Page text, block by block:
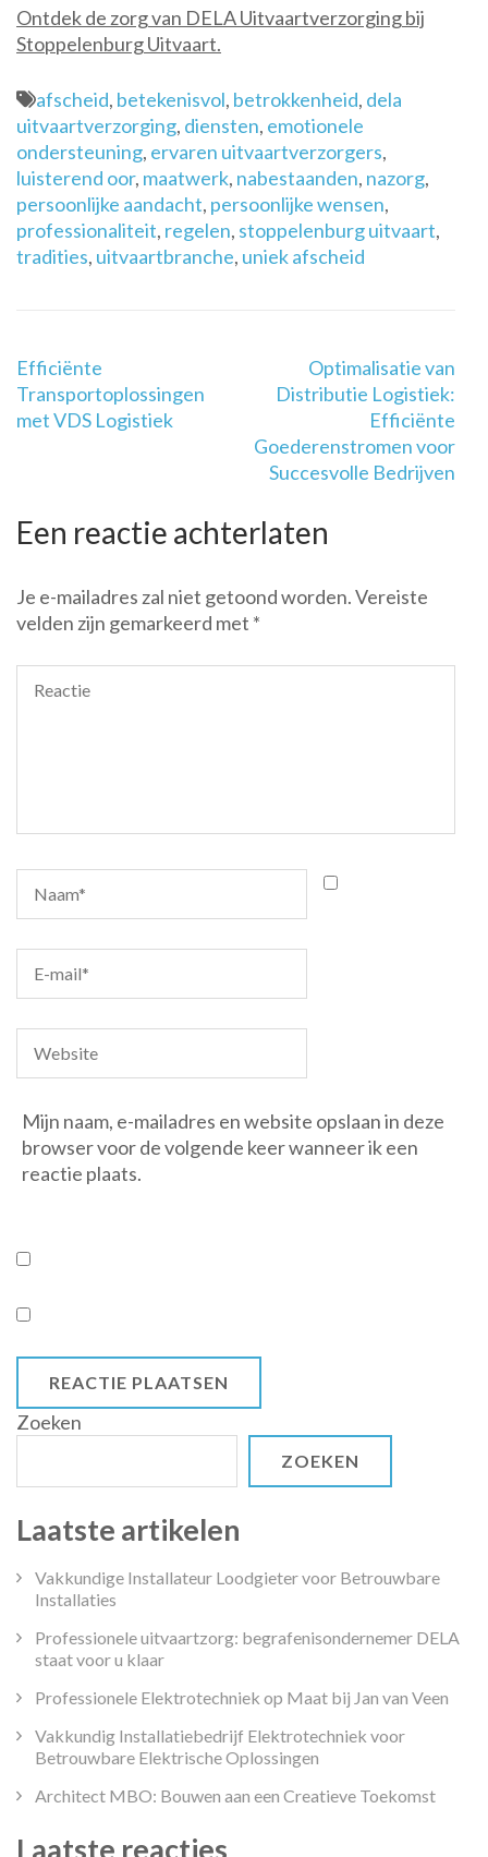
Ontdek de zorg van DELA Uitvaartverzorging bij
Stoppelenburg Uitvaart.
afscheid, betekenisvol, betrokkenheid, dela
uitvaartverzorging, diensten, emotionele
ondersteuning, ervaren uitvaartverzorgers,
luisterend oor, maatwerk, nabestaanden, nazorg,
persoonlijke aandacht, persoonlijke wensen,
professionaliteit, regelen, stoppelenburg uitvaart,
tradities, uitvaartbranche, uniek afscheid
Berichtnavigatie
Efficiënte
Transportoplossingen
met VDS Logistiek
Optimalisatie van
Distributie Logistiek:
Efficiënte
Goederenstromen voor
Succesvolle Bedrijven
Een reactie achterlaten
Je e-mailadres zal niet getoond worden.Vereiste
velden zijn gemarkeerd met *
Mijn naam, e-mailadres en website opslaan in deze
browser voor de volgende keer wanneer ik een
reactie plaats.
Zoeken
ZOEKEN
Laatste artikelen
Vakkundige Installateur Loodgieter voor Betrouwbare
Installaties
Professionele uitvaartzorg: begrafenisondernemer DELA
staat voor u klaar
Professionele Elektrotechniek op Maat bij Jan van Veen
Vakkundig Installatiebedrijf Elektrotechniek voor
Betrouwbare Elektrische Oplossingen
Architect MBO: Bouwen aan een Creatieve Toekomst
Laatste reacties